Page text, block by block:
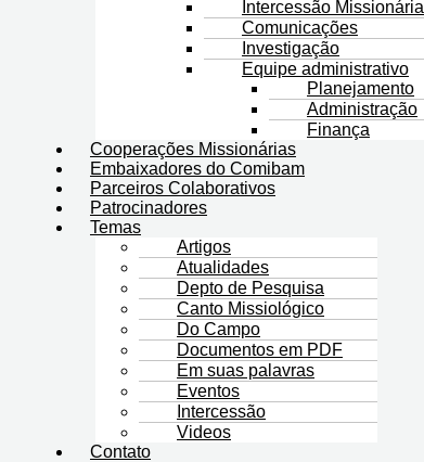
Intercessão Missionária
Comunicações
Investigação
Equipe administrativo
Planejamento
Administração
Finança
Cooperações Missionárias
Embaixadores do Comibam
Parceiros Colaborativos
Patrocinadores
Temas
Artigos
Atualidades
Depto de Pesquisa
Canto Missiológico
Do Campo
Documentos em PDF
Em suas palavras
Eventos
Intercessão
Videos
Contato